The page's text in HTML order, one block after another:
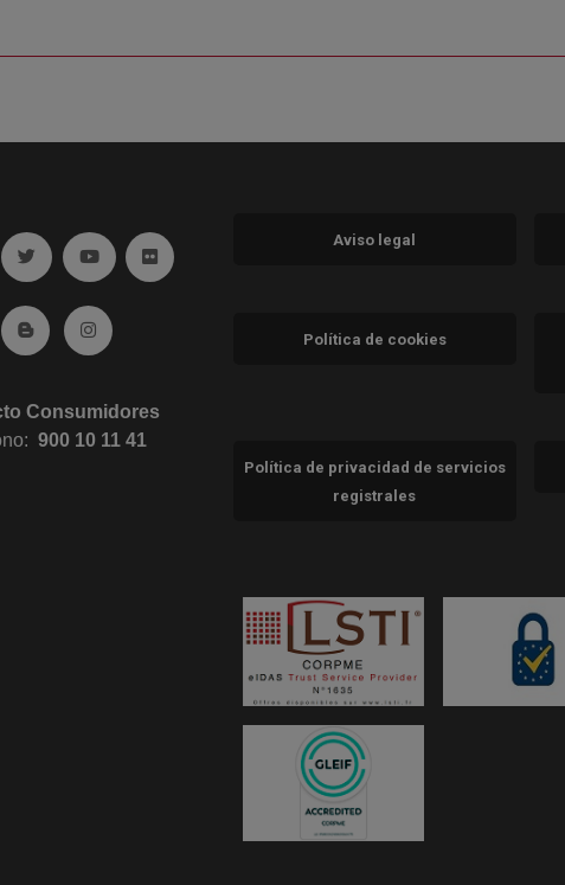
(abre en ventana nueva)
Ir a twitter (abre en ventana nueva)
Ir a YouTube (abre en ventana nueva)
Ir a Flickr (abre en ventana nueva)
(abre en ventana nueva)
Ir al Blog (abre en ventana nueva)
Ir a Instagram (abre en ventana nueva)
Consumidores
900 10 11 41
Aviso legal
Política de cookies
Política de privacidad de servicios
registrales